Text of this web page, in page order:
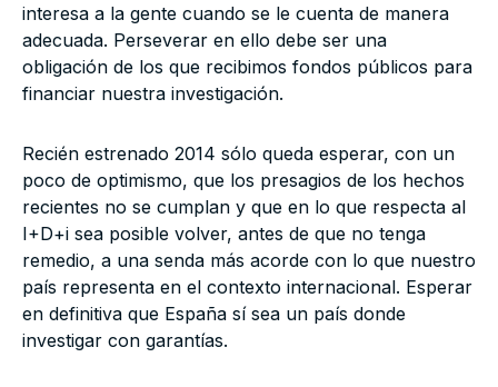
interesa a la gente cuando se le cuenta de manera
adecuada. Perseverar en ello debe ser una
obligación de los que recibimos fondos públicos para
financiar nuestra investigación.
Recién estrenado 2014 sólo queda esperar, con un
poco de optimismo, que los presagios de los hechos
recientes no se cumplan y que en lo que respecta al
I+D+i sea posible volver, antes de que no tenga
remedio, a una senda más acorde con lo que nuestro
país representa en el contexto internacional. Esperar
en definitiva que España sí sea un país donde
investigar con garantías.